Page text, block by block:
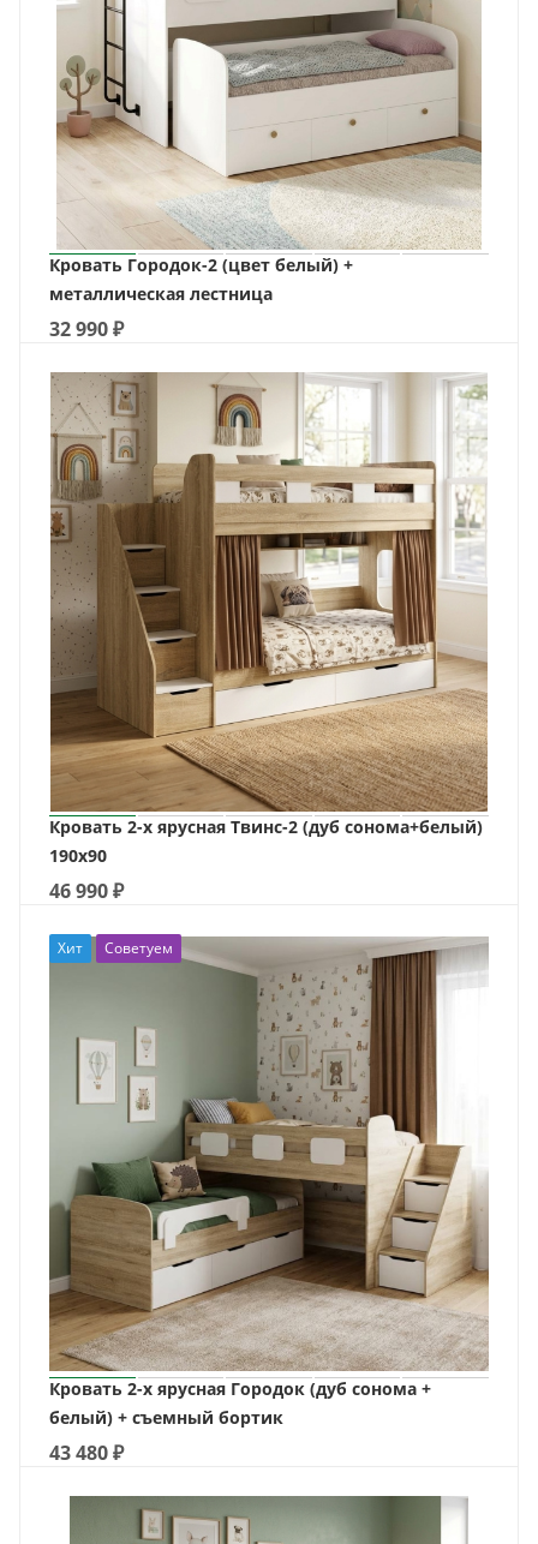
Кровать Городок-2 (цвет белый) +
металлическая лестница
32 990₽
Кровать 2-х ярусная Твинс-2 (дуб сонома+белый)
190х90
46 990₽
Хит Советуем
Кровать 2-х ярусная Городок (дуб сонома +
белый) + съемный бортик
43 480₽